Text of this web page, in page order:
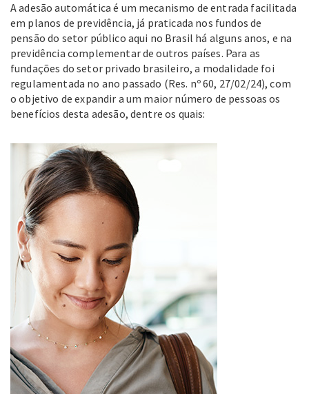
A adesão automática é um mecanismo de entrada facilitada
em planos de previdência, já praticada nos fundos de
pensão do setor público aqui no Brasil há alguns anos, e na
previdência complementar de outros países. Para as
fundações do setor privado brasileiro, a modalidade foi
regulamentada no ano passado (Res. nº 60, 27/02/24), com
o objetivo de expandir a um maior número de pessoas os
benefícios desta adesão, dentre os quais: